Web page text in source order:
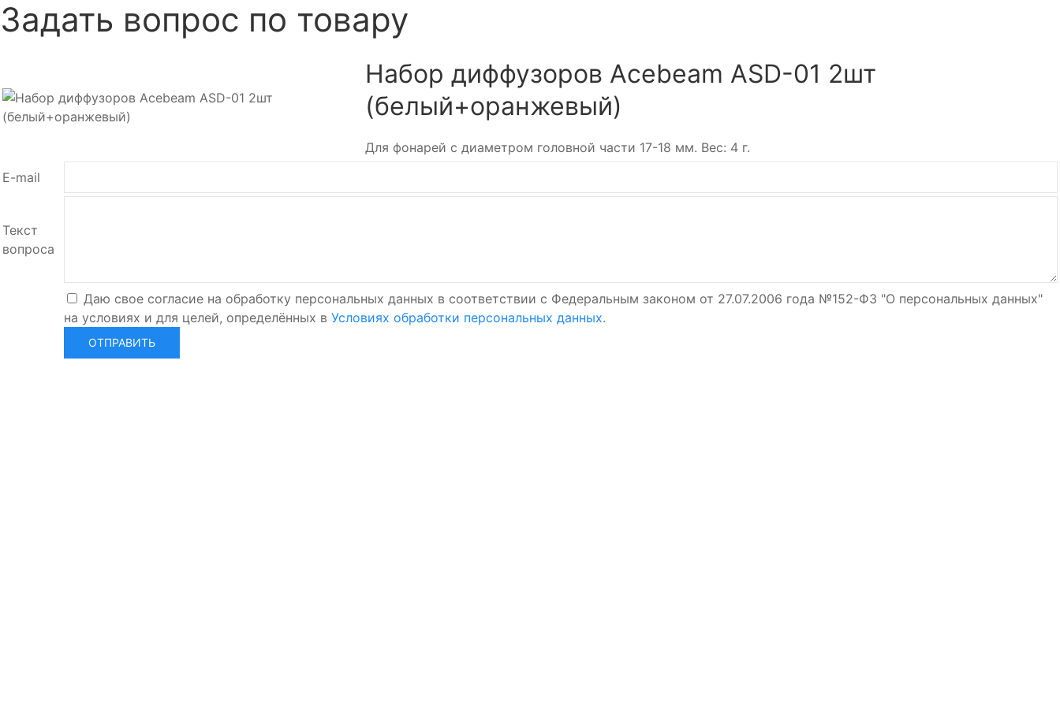
Задать вопрос по товару
Набор диффузоров Acebeam ASD-01 2шт
(белый+оранжевый)
Для фонарей с диаметром головной части 17-18 мм. Вес: 4 г.
E-mail
Текст
вопроса
Даю свое согласие на обработку персональных данных в соответствии с Федеральным законом от 27.07.2006 года №152-Ф3 "О персональных данных"
на условиях и для целей, определённых в Условиях обработки персональных данных.